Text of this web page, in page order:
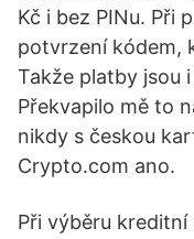
Kč i bez PINu. Při
potvrzení kódem,
Takže platby jsou
Překvapilo mě to
nikdy s českou
Crypto.com ano.
Při výběru